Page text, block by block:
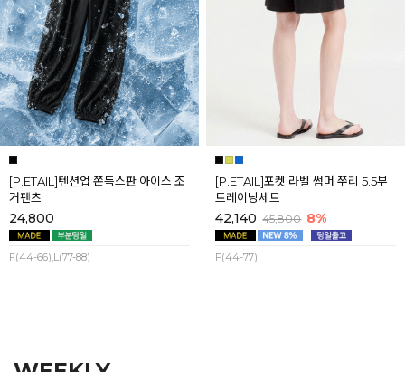
[P.ETAIL]텐션업 쫀득스판 아이스 조
거팬츠
24,800
F(44-66),L(77-88)
[P.ETAIL]포켓 라벨 썸머 쭈리 5.5부
트레이닝세트
42,140 45,800 8%
F(44-77)